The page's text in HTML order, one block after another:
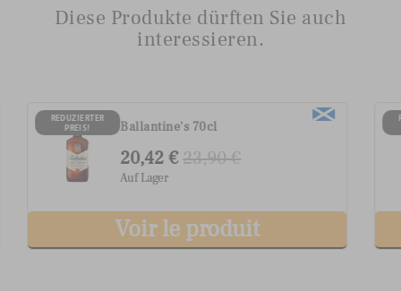
Diese Produkte dürften Sie auch
interessieren.
REDUZIERTER
PREIS!
G.H. Mumm Grand Cordon
Champagner
40,22 €46,90 €
Auf Lager
Voir le produit